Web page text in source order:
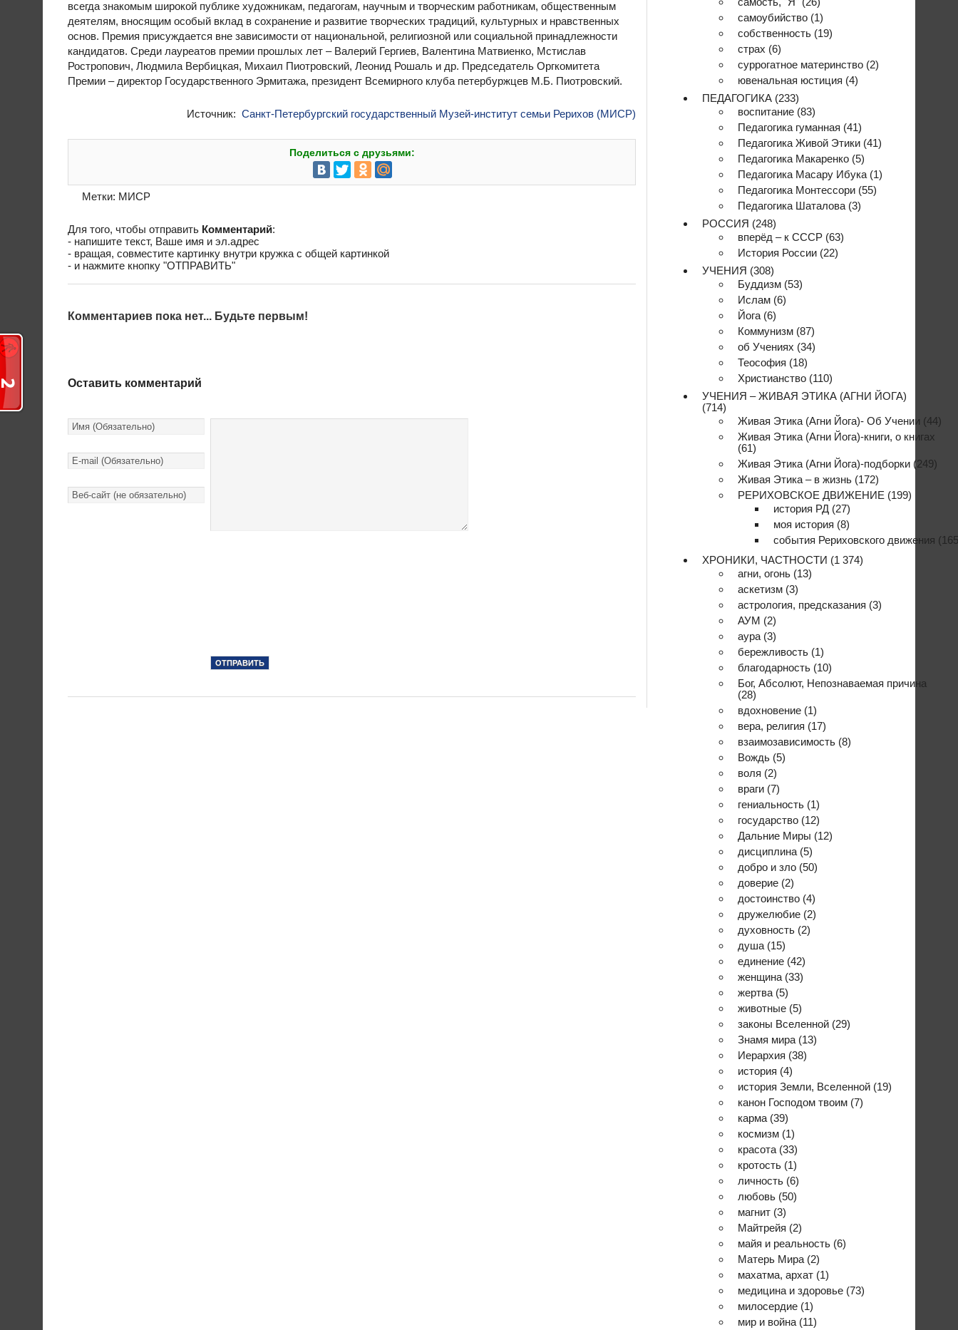
всегда знакомым широкой публике художникам, педагогам, научным и творческим работникам, общественным
деятелям, вносящим особый вклад в сохранение и развитие творческих традиций, культурных и нравственных
основ. Премия присуждается вне зависимости от национальной, религиозной или социальной принадлежности
кандидатов. Среди лауреатов премии прошлых лет – Валерий Гергиев, Валентина Матвиенко, Мстислав
Ростропович, Людмила Вербицкая, Михаил Пиотровский, Леонид Рошаль и др. Председатель Оргкомитета
Премии – директор Государственного Эрмитажа, президент Всемирного клуба петербуржцев М.Б. Пиотровский.
Источник: Санкт-Петербургский государственный Музей-институт семьи Рерихов (МИСР)
Поделиться с друзьями:
Метки: МИСР
Для того, чтобы отправить Комментарий:
- напишите текст, Ваше имя и эл.адрес
- вращая, совместите картинку внутри кружка с общей картинкой
- и нажмите кнопку "ОТПРАВИТЬ"
Комментариев пока нет... Будьте первым!
Оставить комментарий
самоубийство (1)
собственность (19)
страх (6)
суррогатное материнство (2)
ювенальная юстиция (4)
ПЕДАГОГИКА (233)
воспитание (83)
Педагогика гуманная (41)
Педагогика Живой Этики (41)
Педагогика Макаренко (5)
Педагогика Масару Ибука (1)
Педагогика Монтессори (55)
Педагогика Шаталова (3)
РОССИЯ (248)
вперёд – к СССР (63)
История России (22)
УЧЕНИЯ (308)
Буддизм (53)
Ислам (6)
Йога (6)
Коммунизм (87)
об Учениях (34)
Теософия (18)
Христианство (110)
УЧЕНИЯ – ЖИВАЯ ЭТИКА (АГНИ ЙОГА)
(714)
Живая Этика (Агни Йога)- Об Учении (44)
Живая Этика (Агни Йога)-книги, о книгах
(61)
Живая Этика (Агни Йога)-подборки (249)
Живая Этика – в жизнь (172)
РЕРИХОВСКОЕ ДВИЖЕНИЕ (199)
история РД (27)
моя история (8)
события Рериховского движения
ХРОНИКИ, ЧАСТНОСТИ (1 374)
агни, огонь (13)
аскетизм (3)
астрология, предсказания (3)
АУМ (2)
аура (3)
бережливость (1)
благодарность (10)
Бог, Абсолют, Непознаваемая причина
(28)
вдохновение (1)
вера, религия (17)
взаимозависимость (8)
Вождь (5)
воля (2)
враги (7)
гениальность (1)
государство (12)
Дальние Миры (12)
дисциплина (5)
добро и зло (50)
доверие (2)
достоинство (4)
дружелюбие (2)
духовность (2)
душа (15)
единение (42)
женщина (33)
жертва (5)
животные (5)
законы Вселенной (29)
Знамя мира (13)
Иерархия (38)
история (4)
история Земли, Вселенной (19)
канон Господом твоим (7)
карма (39)
космизм (1)
красота (33)
кротость (1)
личность (6)
любовь (50)
магнит (3)
Майтрейя (2)
майя и реальность (6)
Матерь Мира (2)
махатма, архат (1)
медицина и здоровье (73)
милосердие (1)
мир и война (11)